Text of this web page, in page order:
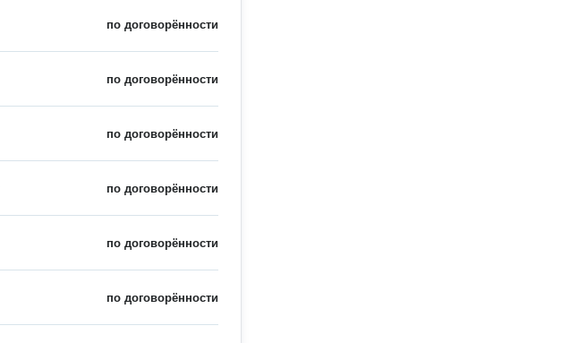
по договорённости
по договорённости
по договорённости
по договорённости
по договорённости
по договорённости